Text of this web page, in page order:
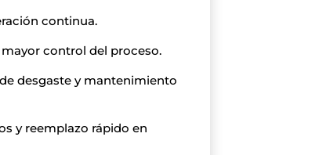
continua.
control del proceso.
desgaste y mantenimiento
y reemplazo rápido en